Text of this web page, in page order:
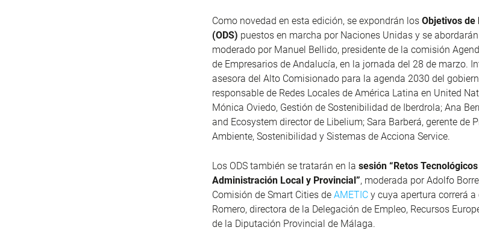
Como novedad en esta edición, se expondrán los Objetivos de
(ODS) puestos en marcha por Naciones Unidas y se
moderado por Manuel Bellido, presidente de la comisión
de Empresarios de Andalucía, en la jornada del 28 de marzo.
asesora del Alto Comisionado para la agenda 2030 del
responsable de Redes Locales de América Latina en United
Mónica Oviedo, Gestión de Sostenibilidad de Iberdrola; Ana
and Ecosystem director de Libelium; Sara Barberá, gerente de
Ambiente, Sostenibilidad y Sistemas de Acciona Service.
Los ODS también se tratarán en la sesión “Retos
Administración Local y Provincial”, moderada por Adolfo
Comisión de Smart Cities de AMETIC y cuya apertura correrá
Romero, directora de la Delegación de Empleo, Recursos
de la Diputación Provincial de Málaga.